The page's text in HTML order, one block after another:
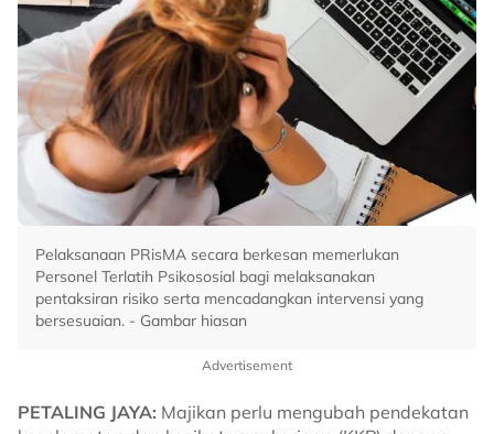
Pelaksanaan PRisMA secara berkesan memerlukan
Personel Terlatih Psikososial bagi melaksanakan
pentaksiran risiko serta mencadangkan intervensi yang
bersesuaian. - Gambar hiasan
Advertisement
PETALING JAYA: Majikan perlu mengubah pendekatan